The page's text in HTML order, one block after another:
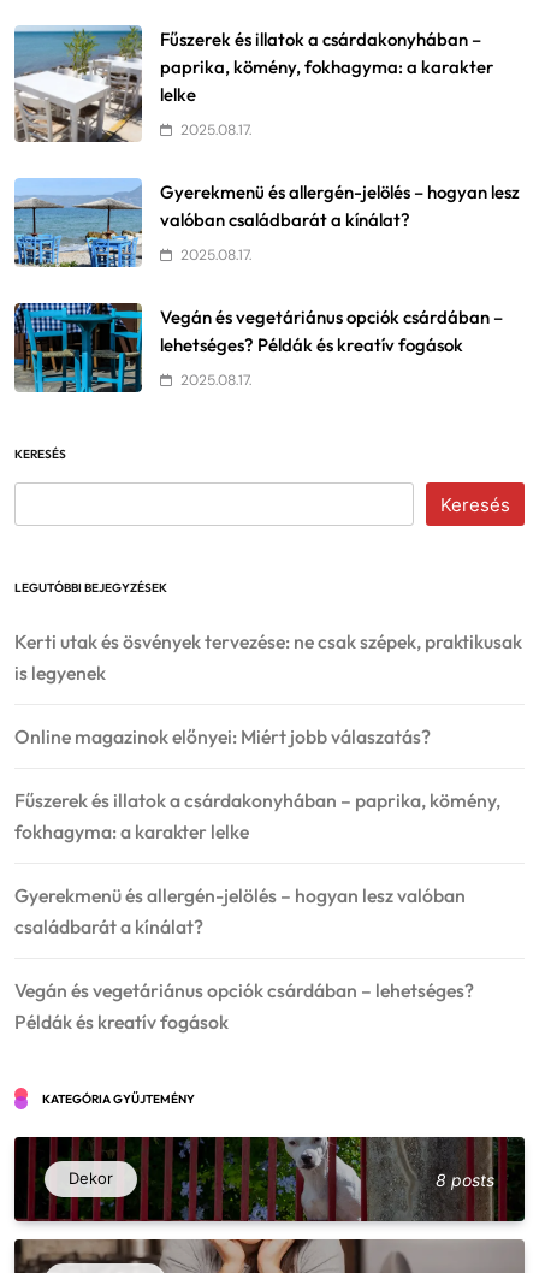
Fűszerek és illatok a csárdakonyhában –
paprika, kömény, fokhagyma: a karakter
lelke
2025.08.17.
Gyerekmenü és allergén-jelölés – hogyan lesz
valóban családbarát a kínálat?
2025.08.17.
Vegán és vegetáriánus opciók csárdában –
lehetséges? Példák és kreatív fogások
2025.08.17.
KERESÉS
Keresés
LEGUTÓBBI BEJEGYZÉSEK
Kerti utak és ösvények tervezése: ne csak szépek, praktikusak
is legyenek
Online magazinok előnyei: Miért jobb válaszatás?
Fűszerek és illatok a csárdakonyhában – paprika, kömény,
fokhagyma: a karakter lelke
Gyerekmenü és allergén-jelölés – hogyan lesz valóban
családbarát a kínálat?
Vegán és vegetáriánus opciók csárdában – lehetséges?
Példák és kreatív fogások
KATEGÓRIA GYŰJTEMÉNY
Dekor 8 posts